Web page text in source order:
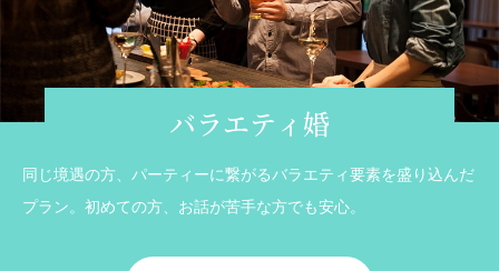
バラエティ婚
同じ境遇の方、パーティーに繋がるバラエティ要素を盛り込んだ
プラン。初めての方、お話が苦手な方でも安心。